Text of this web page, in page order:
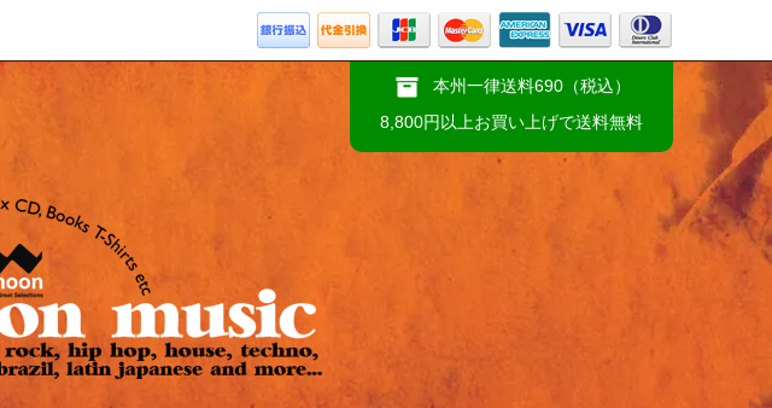
本州一律送料690（税込）
8,800円以上お買い上げで送料無料